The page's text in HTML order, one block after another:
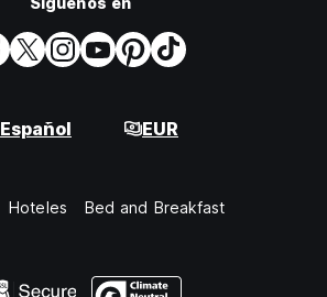
Español EUR
Hoteles Bed and Breakfast